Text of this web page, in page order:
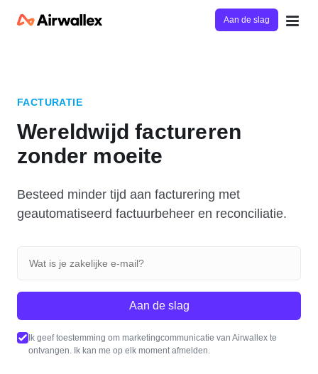
Aan de slag
FACTURATIE
Wereldwijd factureren
zonder moeite
Besteed minder tijd aan facturering met
geautomatiseerd factuurbeheer en reconciliatie.
Aan de slag
Ik geef toestemming om marketingcommunicatie van Airwallex te
ontvangen. Ik kan me op elk moment afmelden.